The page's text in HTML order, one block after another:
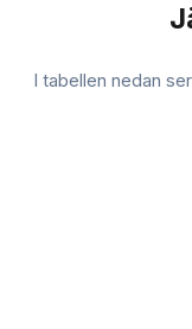
I tabellen nedan